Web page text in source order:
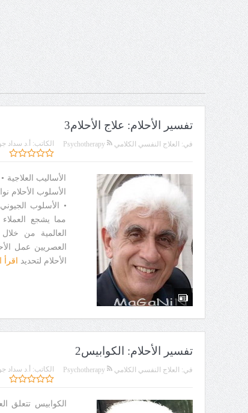
تفسير الأحلام: علاج الأحلام3
الكاتب: أ.د سداد في: العلاج النفسي الكلامي Psychotherapy
الأساليب
الأسلوب الأحلام
• الأسلوب
مما يشجع
العالمية من
العصريين عمل
الأحلام لتحديد
تفسير الأحلام: الكوابيس2
الكاتب: أ.د سداد في: العلاج النفسي الكلامي Psychotherapy
الكوابيس تتعلق